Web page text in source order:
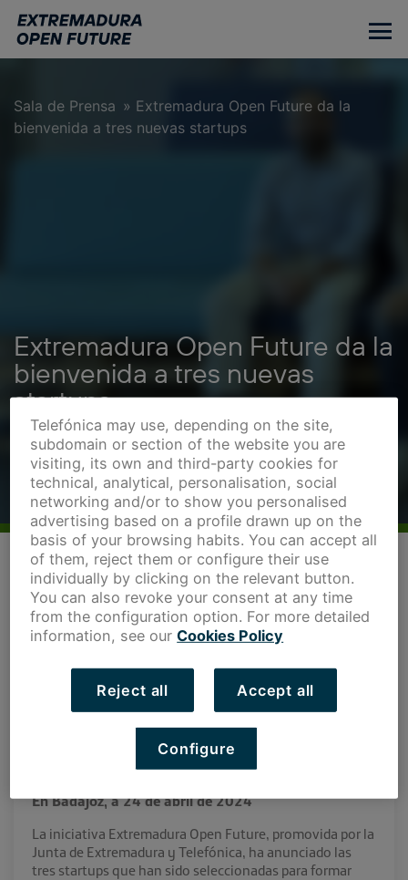
contenido
Sala de Prensa » Extremadura Open Future da la
bienvenida a tres nuevas startups
Extremadura Open Future da la
bienvenida a tres nuevas
startups
Nota de prensa 29 de abril de 2024
Spotsport, CircularTrans y ElCortador han sido
seleccionadas para unirse al programa de aceleración de
Extremadura Open Future en su XI Convocatoria.
En Badajoz, a 24 de abril de 2024
La iniciativa Extremadura Open Future, promovida por la
Junta de Extremadura y Telefónica, ha anunciado las
tres startups que han sido seleccionadas para formar
Telefónica may use, depending on the site,
subdomain or section of the website you are
visiting, its own and third-party cookies for
technical, analytical, personalisation, social
networking and/or to show you personalised
advertising based on a profile drawn up on the
basis of your browsing habits. You can accept all
of them, reject them or configure their use
individually by clicking on the relevant button.
You can also revoke your consent at any time
from the configuration option. For more detailed
information, see our Cookies Policy
Reject all Accept all
Configure